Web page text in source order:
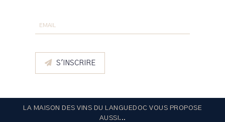
S'INSCRIRE
LA MAISON DES VINS DU LANGUEDOC VOUS PROPOSE
AUSSI...